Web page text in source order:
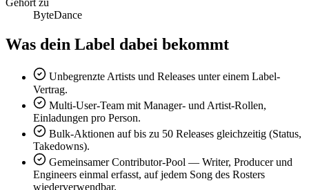
ByteDance
Was dein Label dabei bekommt
Unbegrenzte Artists und Releases unter einem Label-
Vertrag.
Multi-User-Team mit Manager- und Artist-Rollen,
Einladungen pro Person.
Bulk-Aktionen auf bis zu 50 Releases gleichzeitig (Status,
Takedowns).
Gemeinsamer Contributor-Pool — Writer, Producer und
Engineers einmal erfasst, auf jedem Song des Rosters
wiederverwendbar.